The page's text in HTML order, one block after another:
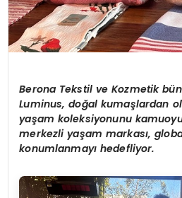
Berona Tekstil ve Kozmetik
Luminus, doğal kumaşlardan
yaşam koleksiyonunu
merkezli yaşam markası,
konumlanmayı hedefliyor.